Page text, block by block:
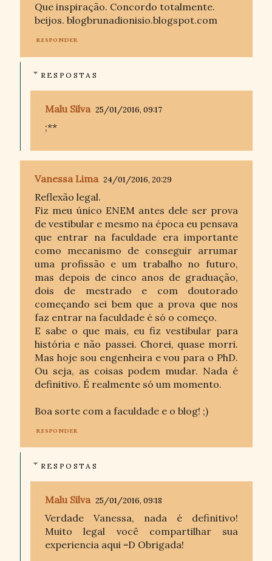
Que inspiração. Concordo totalmente.
beijos. blogbrunadionisio.blogspot.com
RESPONDER
RESPOSTAS
Malu Silva 25/01/2016, 09:17
;**
Vanessa Lima 24/01/2016, 20:29
Reflexão legal.
Fiz meu único ENEM antes dele ser prova
de vestibular e mesmo na época eu pensava
que entrar na faculdade era importante
como mecanismo de conseguir arrumar
uma profissão e um trabalho no futuro,
mas depois de cinco anos de graduação,
dois de mestrado e com doutorado
começando sei bem que a prova que nos
faz entrar na faculdade é só o começo.
E sabe o que mais, eu fiz vestibular para
história e não passei. Chorei, quase morri.
Mas hoje sou engenheira e vou para o PhD.
Ou seja, as coisas podem mudar. Nada é
definitivo. É realmente só um momento.
Boa sorte com a faculdade e o blog! ;)
RESPONDER
RESPOSTAS
Malu Silva 25/01/2016, 09:18
Verdade Vanessa, nada é definitivo!
Muito legal você compartilhar sua
experiencia aqui =D Obrigada!